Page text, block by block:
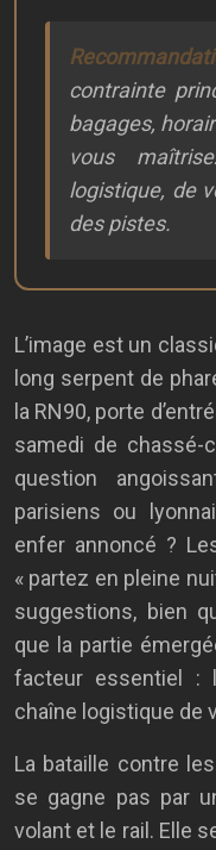
contrainte
bagages,
vous
logistique, de
des pistes.
L’image est un
long serpent de
la RN90, porte
samedi de chassé-
question
parisiens ou
enfer annoncé ?
« partez en pleine
suggestions, bien
que la partie
facteur essentiel :
chaîne logistique de
La bataille contre
se gagne pas par
volant et le rail. Elle